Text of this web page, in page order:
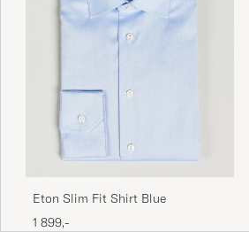
Eton Slim Fit Shirt Blue
1 899,-